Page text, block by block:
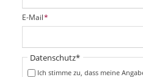
i
c
t
f
P
f
i
E-Mail*
Pflichtfeld
Datenschutz*
Ich stimme zu, dass meine